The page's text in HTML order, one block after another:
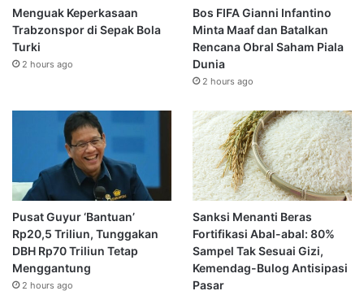
Menguak Keperkasaan
Trabzonspor di Sepak Bola
Turki
2 hours ago
Bos FIFA Gianni Infantino
Minta Maaf dan Batalkan
Rencana Obral Saham Piala
Dunia
2 hours ago
Pusat Guyur ‘Bantuan’
Rp20,5 Triliun, Tunggakan
DBH Rp70 Triliun Tetap
Menggantung
2 hours ago
Sanksi Menanti Beras
Fortifikasi Abal-abal: 80%
Sampel Tak Sesuai Gizi,
Kemendag-Bulog Antisipasi
Pasar